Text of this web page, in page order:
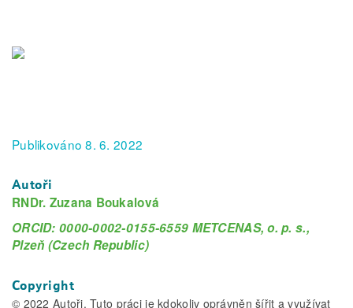
Publikováno 8. 6. 2022
Autoři
RNDr. Zuzana Boukalová
ORCID: 0000-0002-0155-6559 METCENAS, o. p. s.,
Plzeň (Czech Republic)
Copyright
© 2022 Autoři. Tuto práci je kdokoliv oprávněn šířit a využívat